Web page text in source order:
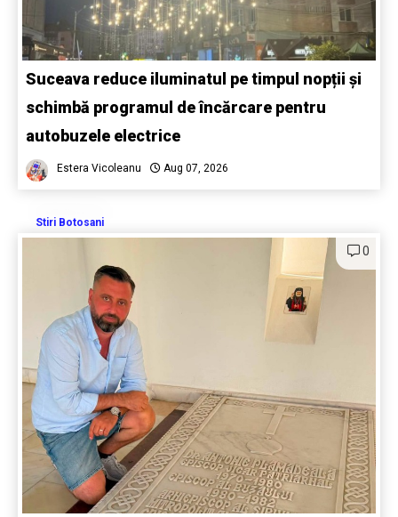
Suceava reduce iluminatul pe timpul nopții și
schimbă programul de încărcare pentru
autobuzele electrice
Estera Vicoleanu Aug 07, 2026
Stiri Botosani
0